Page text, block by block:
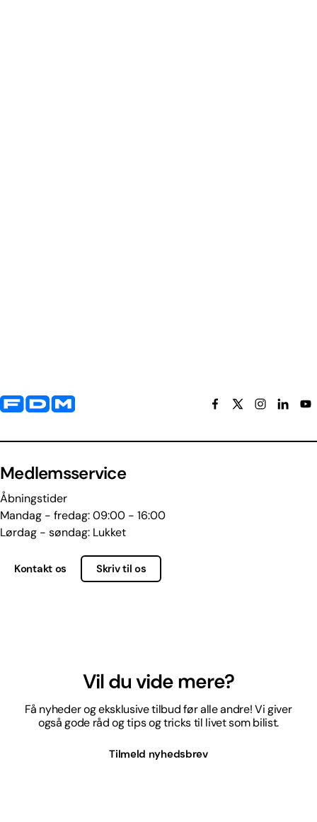
Yderligere information og kontaktoplysninger
Medlemsservice
Åbningstider
Mandag - fredag: 09:00 - 16:00
Lørdag - søndag: Lukket
Kontakt os Skriv til os
Vil du vide mere?
Få nyheder og eksklusive tilbud før alle andre! Vi giver
også gode råd og tips og tricks til livet som bilist.
Tilmeld nyhedsbrev